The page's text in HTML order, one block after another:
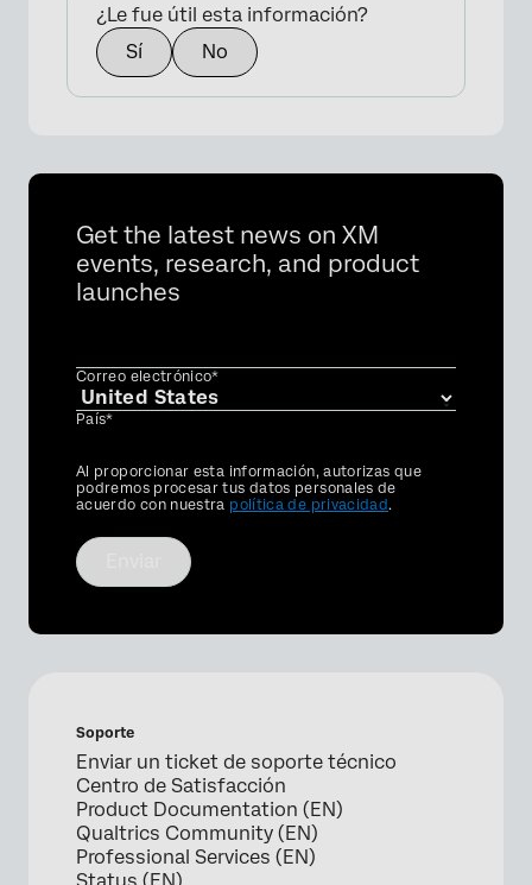
¿Le fue útil esta información?
Sí
No
Get the latest news on XM
events, research, and product
launches
Correo electrónico*
País*
Privacy
Optin
Al proporcionar esta información, autorizas que
podremos procesar tus datos personales de
acuerdo con nuestra política de privacidad.
Soporte
Enviar un ticket de soporte técnico
Centro de Satisfacción
Product Documentation (EN)
Qualtrics Community (EN)
Professional Services (EN)